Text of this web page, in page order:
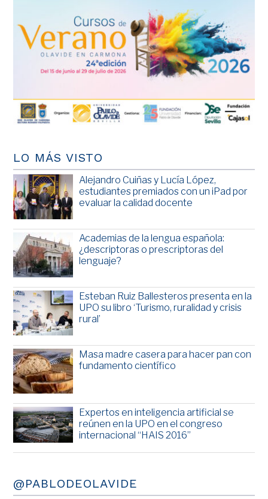
LO MÁS VISTO
Alejandro Cuiñas y Lucía López,
estudiantes premiados con un iPad por
evaluar la calidad docente
Academias de la lengua española:
¿descriptoras o prescriptoras del
lenguaje?
Esteban Ruiz Ballesteros presenta en la
UPO su libro ‘Turismo, ruralidad y crisis
rural’
Masa madre casera para hacer pan con
fundamento científico
Expertos en inteligencia artificial se
reúnen en la UPO en el congreso
internacional “HAIS 2016”
@PABLODEOLAVIDE